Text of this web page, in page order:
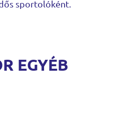
sportolóként.
EGYÉB